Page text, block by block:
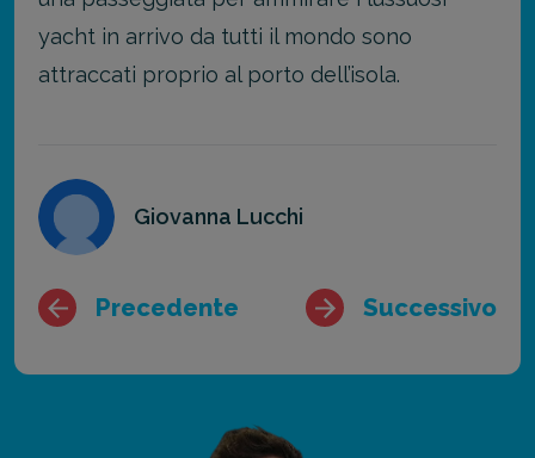
yacht in arrivo da tutti il mondo sono
attraccati proprio al porto dell’isola.
Giovanna Lucchi
Precedente Successivo